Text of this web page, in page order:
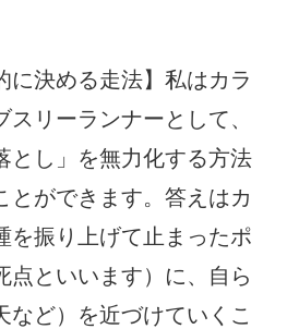
に決める走法】私はカラ
リーランナーとして、
とし」を無力化する方法
とができます。答えはカ
を振り上げて止まったポ
点といいます）に、自ら
など）を近づけていくこ